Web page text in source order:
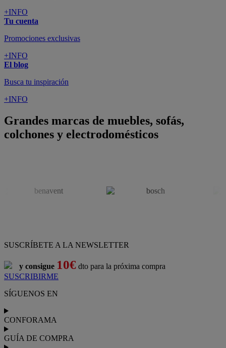
+INFO
Tu cuenta
Promociones exclusivas
+INFO
El blog
Busca tu inspiración
+INFO
Grandes marcas de muebles, sofás,
colchones y electrodomésticos
SUSCRÍBETE A LA NEWSLETTER
y consigue 10€ dto para la próxima compra
SUSCRIBIRME
SÍGUENOS EN
CONFORAMA
GUÍA DE COMPRA